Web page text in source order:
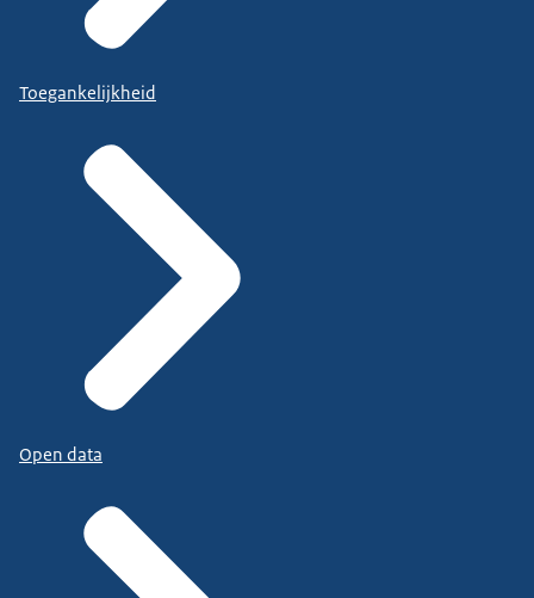
Toegankelijkheid
Open data